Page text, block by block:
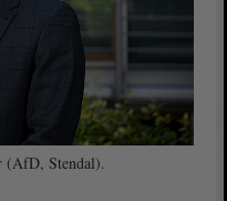
(AfD, Stendal).